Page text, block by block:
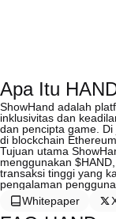
Apa Itu
ShowHand adalah
inklusivitas dan
dan pencipta game.
di blockchain Ethereum.
Tujuan utama
menggunakan
transaksi tinggi yang
pengalaman
Whitepaper